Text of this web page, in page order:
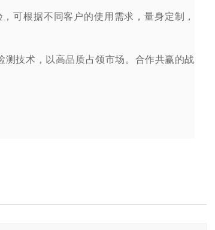
可根据不同客户的使用需求，量身定制，
技术，以高品质占领市场。合作共赢的战